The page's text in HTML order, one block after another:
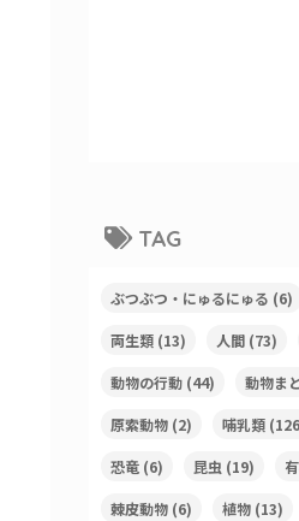
TAG
ぶつぶつ・にゅるにゅる (6)
両生類 (13) 人間 (73)
動物の行動 (44) 動物ま
原索動物 (2) 哺乳類
恐竜 (6) 昆虫 (19)
棘皮動物 (6) 植物 (13)